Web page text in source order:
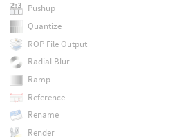
Pushup
Quantize
ROP File Output
Radial Blur
Ramp
Reference
Rename
Render